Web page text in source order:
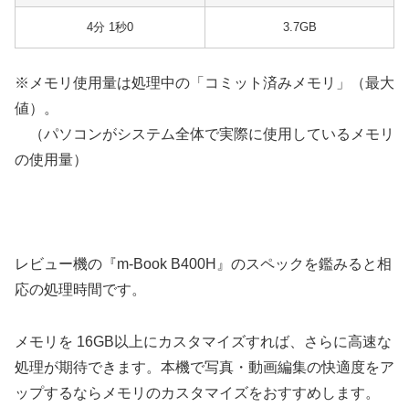
4分 1秒0 3.7GB
※メモリ使用量は処理中の「コミット済みメモリ」（最大
値）。
（パソコンがシステム全体で実際に使用しているメモリ
の使用量）
レビュー機の『m-Book B400H』のスペックを鑑みると相
応の処理時間です。
メモリを 16GB以上にカスタマイズすれば、さらに高速な
処理が期待できます。本機で写真・動画編集の快適度をア
ップするならメモリのカスタマイズをおすすめします。